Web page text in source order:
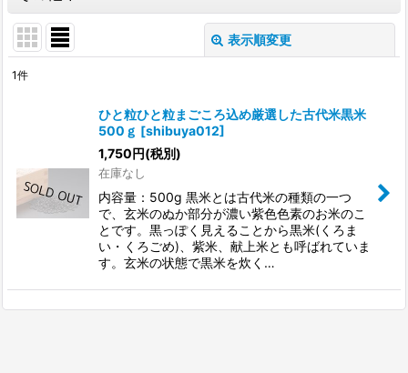
表示順変更
絞り込む
1件
ひと粒ひと粒まごころ込め厳選した古代米黒米
500ｇ [shibuya012]
1,750円(税別)
在庫なし
内容量：500g 黒米とは古代米の種類の一つ
で、玄米のぬか部分が濃い紫色色素のお米のこ
とです。黒っぽく見えることから黒米(くろま
い・くろごめ)、紫米、献上米とも呼ばれていま
す。玄米の状態で黒米を炊く…